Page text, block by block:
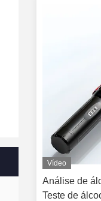
Vídeo
Análise de
Teste de